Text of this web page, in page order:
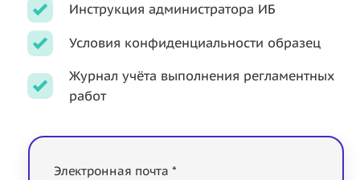
Инструкция администратора ИБ
Условия конфиденциальности образец
Журнал учёта выполнения регламентных
работ
Электронная почта *